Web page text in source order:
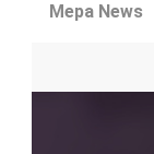
Mepa News